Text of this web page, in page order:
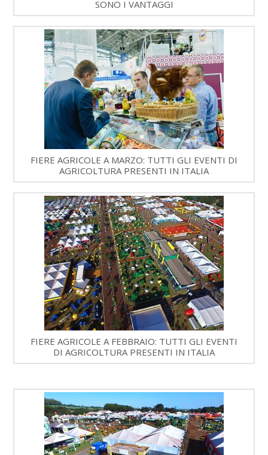
SONO I VANTAGGI
FIERE AGRICOLE A MARZO: TUTTI GLI EVENTI DI
AGRICOLTURA PRESENTI IN ITALIA
FIERE AGRICOLE A FEBBRAIO: TUTTI GLI EVENTI
DI AGRICOLTURA PRESENTI IN ITALIA